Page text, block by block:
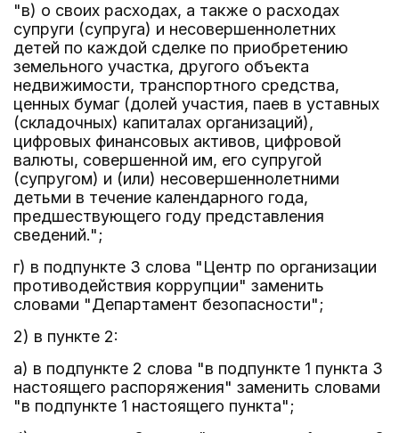
"в) о своих расходах, а также о расходах
супруги (супруга) и несовершеннолетних
детей по каждой сделке по приобретению
земельного участка, другого объекта
недвижимости, транспортного средства,
ценных бумаг (долей участия, паев в уставных
(складочных) капиталах организаций),
цифровых финансовых активов, цифровой
валюты, совершенной им, его супругой
(супругом) и (или) несовершеннолетними
детьми в течение календарного года,
предшествующего году представления
сведений.";
г) в подпункте 3 слова "Центр по организации
противодействия коррупции" заменить
словами "Департамент безопасности";
2) в пункте 2:
а) в подпункте 2 слова "в подпункте 1 пункта 3
настоящего распоряжения" заменить словами
"в подпункте 1 настоящего пункта";